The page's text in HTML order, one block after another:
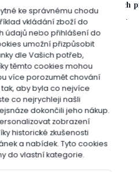
ke správnému chodu
vkládání zboží do
údajů nebo přihlášení do
umožní přizpůsobit
dle Vašich potřeb,
těmto cookies mohou
více porozumět chování
aby byla co nejvíce
co nejrychleji našli
dokončili jeho nákup.
zobrazení
historické zkušenosti
a nabídek. Tyto cookies
do vlastní kategorie.
parku nebo jiných veřejných
na místní klima i suché podmínky .
týdnů
podmínky)
a mechu
roku